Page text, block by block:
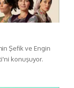
Şefik ve Engin
konuşuyor.